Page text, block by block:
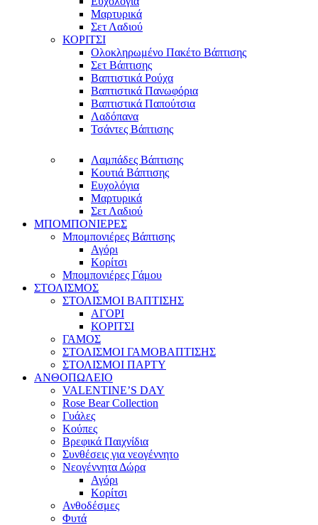
Μαρτυρικά
Σετ Λαδιού
ΚΟΡΙΤΣΙ
Ολοκληρωμένο Πακέτο Βάπτισης
Σετ Βάπτισης
Βαπτιστικά Ρούχα
Βαπτιστικά Πανωφόρια
Βαπτιστικά Παπούτσια
Λαδόπανα
Τσάντες Βάπτισης
Λαμπάδες Βάπτισης
Κουτιά Βάπτισης
Ευχολόγια
Μαρτυρικά
Σετ Λαδιού
ΜΠΟΜΠΟΝΙΕΡΕΣ
Μπομπονιέρες Βάπτισης
Αγόρι
Κορίτσι
Μπομπονιέρες Γάμου
ΣΤΟΛΙΣΜΟΣ
ΣΤΟΛΙΣΜΟΙ ΒΑΠΤΙΣΗΣ
ΑΓΟΡΙ
ΚΟΡΙΤΣΙ
ΓΑΜΟΣ
ΣΤΟΛΙΣΜΟΙ ΓΑΜΟΒΑΠΤΙΣΗΣ
ΣΤΟΛΙΣΜΟΙ ΠΑΡΤΥ
ΑΝΘΟΠΩΛΕΙΟ
VALENTINE’S DAY
Rose Bear Collection
Γυάλες
Κούπες
Βρεφικά Παιχνίδια
Συνθέσεις για νεογέννητο
Νεογέννητα Δώρα
Αγόρι
Κορίτσι
Ανθοδέσμες
Φυτά